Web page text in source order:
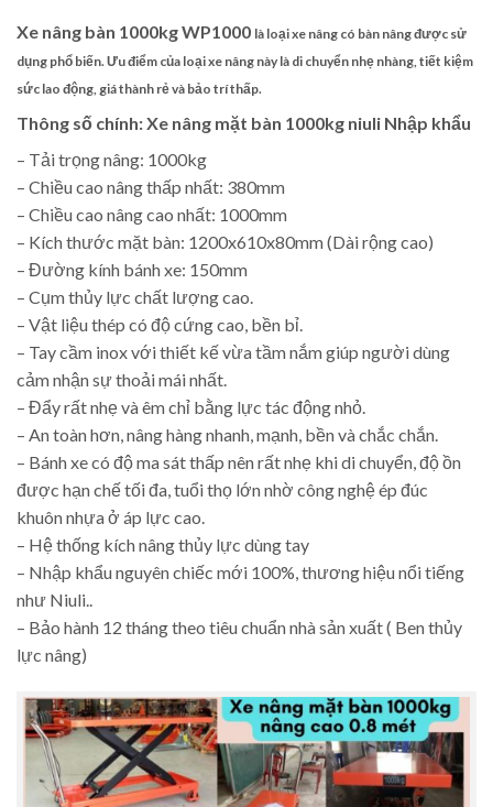
Xe nâng bàn 1000kg WP1000 là loại xe nâng có bàn nâng được sử
dụng phổ biến. Ưu điểm của loại xe nâng này là di chuyển nhẹ nhàng, tiết kiệm
sức lao động, giá thành rẻ và bảo trí thấp.
Thông số chính: Xe nâng mặt bàn 1000kg niuli Nhập khẩu
– Tải trọng nâng: 1000kg
– Chiều cao nâng thấp nhất: 380mm
– Chiều cao nâng cao nhất: 1000mm
– Kích thước mặt bàn: 1200x610x80mm (Dài rộng cao)
– Đường kính bánh xe: 150mm
– Cụm thủy lực chất lượng cao.
– Vật liệu thép có độ cứng cao, bền bỉ.
– Tay cầm inox với thiết kế vừa tầm nắm giúp người dùng
cảm nhận sự thoải mái nhất.
– Đẩy rất nhẹ và êm chỉ bằng lực tác động nhỏ.
– An toàn hơn, nâng hàng nhanh, mạnh, bền và chắc chắn.
– Bánh xe có độ ma sát thấp nên rất nhẹ khi di chuyển, độ ồn
được hạn chế tối đa, tuổi thọ lớn nhờ công nghệ ép đúc
khuôn nhựa ở áp lực cao.
– Hệ thống kích nâng thủy lực dùng tay
– Nhập khẩu nguyên chiếc mới 100%, thương hiệu nổi tiếng
như Niuli..
– Bảo hành 12 tháng theo tiêu chuẩn nhà sản xuất ( Ben thủy
lực nâng)